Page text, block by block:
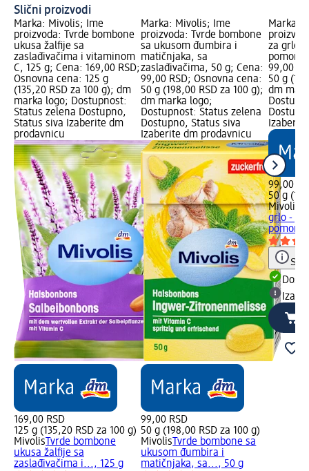
Slični proizvodi
Marka: Mivolis; Ime
proizvoda: Tvrde bombone
ukusa žalfije sa
zaslađivačima i vitaminom
C, 125 g; Cena: 169,00 RSD;
Osnovna cena: 125 g
(135,20 RSD za 100 g); dm
marka logo; Dostupnost:
Status zelena Dostupno,
Status siva Izaberite dm
prodavnicu
169,00 RSD
125 g (135,20 RSD za 100 g)
Mivolis Tvrde bombone
ukusa žalfije sa
zaslađivačima i..., 125 g
Marka: Mivolis; Ime
proizvoda: Tvrde bombone
sa ukusom đumbira i
matičnjaka, sa
zaslađivačima, 50 g; Cena:
99,00 RSD; Osnovna cena:
50 g (198,00 RSD za 100 g);
dm marka logo;
Dostupnost: Status zelena
Dostupno, Status siva
Izaberite dm prodavnicu
99,00 RSD
50 g (198,00 RSD za 100 g)
Mivolis Tvrde bombone sa
ukusom đumbira i
matičnjaka, sa..., 50 g
Marka:
za grlo -
99,00
50 g
dm
99,00
50 g
Mivolis
grlo -